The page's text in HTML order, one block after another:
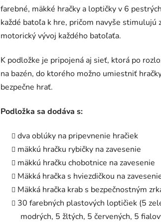
farebné, mäkké hračky a loptičky v 6
každé batoľa k hre, pričom navyše stimulujú
motorický vývoj každého batoľaťa.
K podložke je pripojená aj sieť, ktorá po
na bazén, do ktorého možno umiestniť
bezpečne hrať.
Podložka sa dodáva s:
dva oblúky na pripevnenie hračiek
mäkkú hračku rybičky na zavesenie
mäkkú hračku chobotnice na zavesenie
Mäkká hračka s hviezdičkou na
Mäkká hračka krab s bezpečnostným
30 farebných plastových loptičiek (5
modrých, 5 žltých, 5 červených, 5